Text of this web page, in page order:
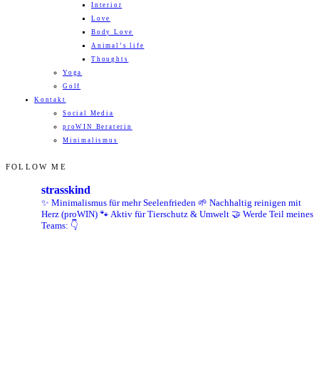
Interior
Love
Body Love
Animal’s life
Thoughts
Yoga
Golf
Kontakt
Social Media
proWIN Beraterin
Minimalismus
FOLLOW ME
strasskind
✨ Minimalismus für mehr Seelenfrieden 🌱 Nachhaltig reinigen mit
Herz (proWIN) 🐾 Aktiv für Tierschutz & Umwelt 🤝 Werde Teil meines
Teams: 👇